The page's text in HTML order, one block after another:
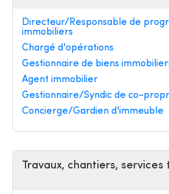
Directeur/Responsable de
immobiliers
Chargé d'opérations
Gestionnaire de biens
Agent immobilier
Gestionnaire/Syndic de co-
Concierge/Gardien d'immeuble
Travaux, chantiers, services